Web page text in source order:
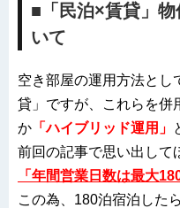
■「民泊×賃貸」
いて
空き部屋の運用方法とし
貸」ですが、これらを併
か 「ハイブリッド運用」
前回の記事で思い出して
「年間営業日数は最大
この為、180泊宿泊した